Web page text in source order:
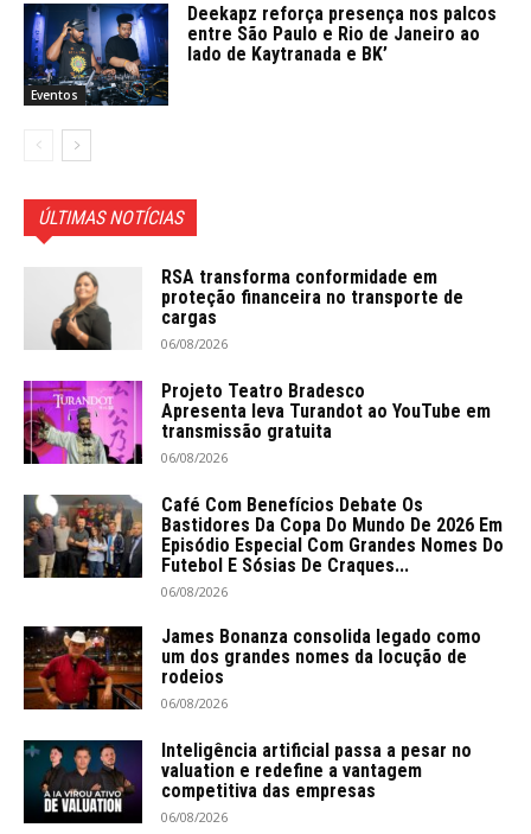
Eventos
Deekapz reforça presença nos palcos
entre São Paulo e Rio de Janeiro ao
lado de Kaytranada e BK’
ÚLTIMAS NOTÍCIAS
RSA transforma conformidade em
proteção financeira no transporte de
cargas
06/08/2026
Projeto Teatro Bradesco
Apresenta leva Turandot ao YouTube em
transmissão gratuita
06/08/2026
Café Com Benefícios Debate Os
Bastidores Da Copa Do Mundo De 2026 Em
Episódio Especial Com Grandes Nomes Do
Futebol E Sósias De Craques...
06/08/2026
James Bonanza consolida legado como
um dos grandes nomes da locução de
rodeios
06/08/2026
Inteligência artificial passa a pesar no
valuation e redefine a vantagem
competitiva das empresas
06/08/2026